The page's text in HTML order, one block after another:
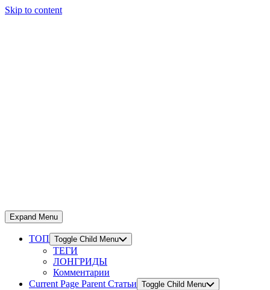
Skip to content
Expand Menu
ТОП Toggle Child Menu
ТЕГИ
ЛОНГРИДЫ
Комментарии
Current Page Parent Статьи Toggle Child Menu